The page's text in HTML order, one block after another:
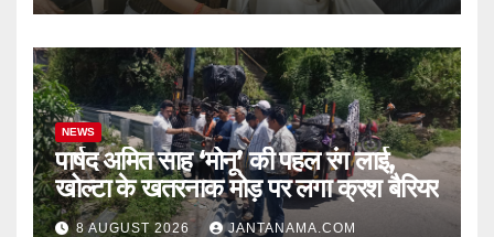
NEWS
पार्षद अमित साह ‘मोनू’ की पहल रंग लाई,
खोल्टा के खतरनाक मोड़ पर लगा क्रश बैरियर
8 AUGUST 2026 JANTANAMA.COM